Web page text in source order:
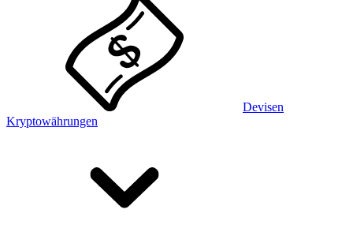
Devisen
Kryptowährungen